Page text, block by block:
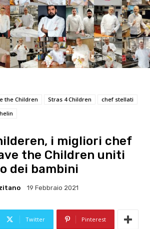
the Children Stras 4 Children
chef stellati
i migliori chef
the Children uniti
dei bambini
19 Febbraio 2021
Twitter Pinterest